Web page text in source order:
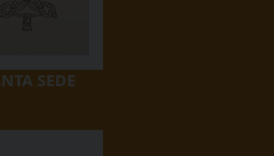
SEDE